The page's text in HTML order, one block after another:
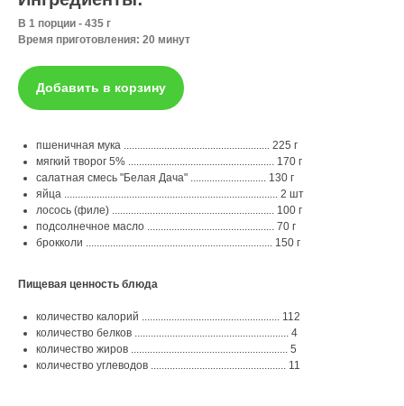
В 1 порции - 435 г
Время приготовления: 20 минут
Добавить в корзину
пшеничная мука ...................................................... 225 г
мягкий творог 5% ...................................................... 170 г
салатная смесь "Белая Дача" ............................ 130 г
яйца ............................................................................... 2 шт
лосось (филе) ............................................................ 100 г
подсолнечное масло ............................................... 70 г
брокколи ..................................................................... 150 г
Пищевая ценность блюда
количество калорий ................................................... 112
количество белков ......................................................... 4
количество жиров .......................................................... 5
количество углеводов .................................................. 11